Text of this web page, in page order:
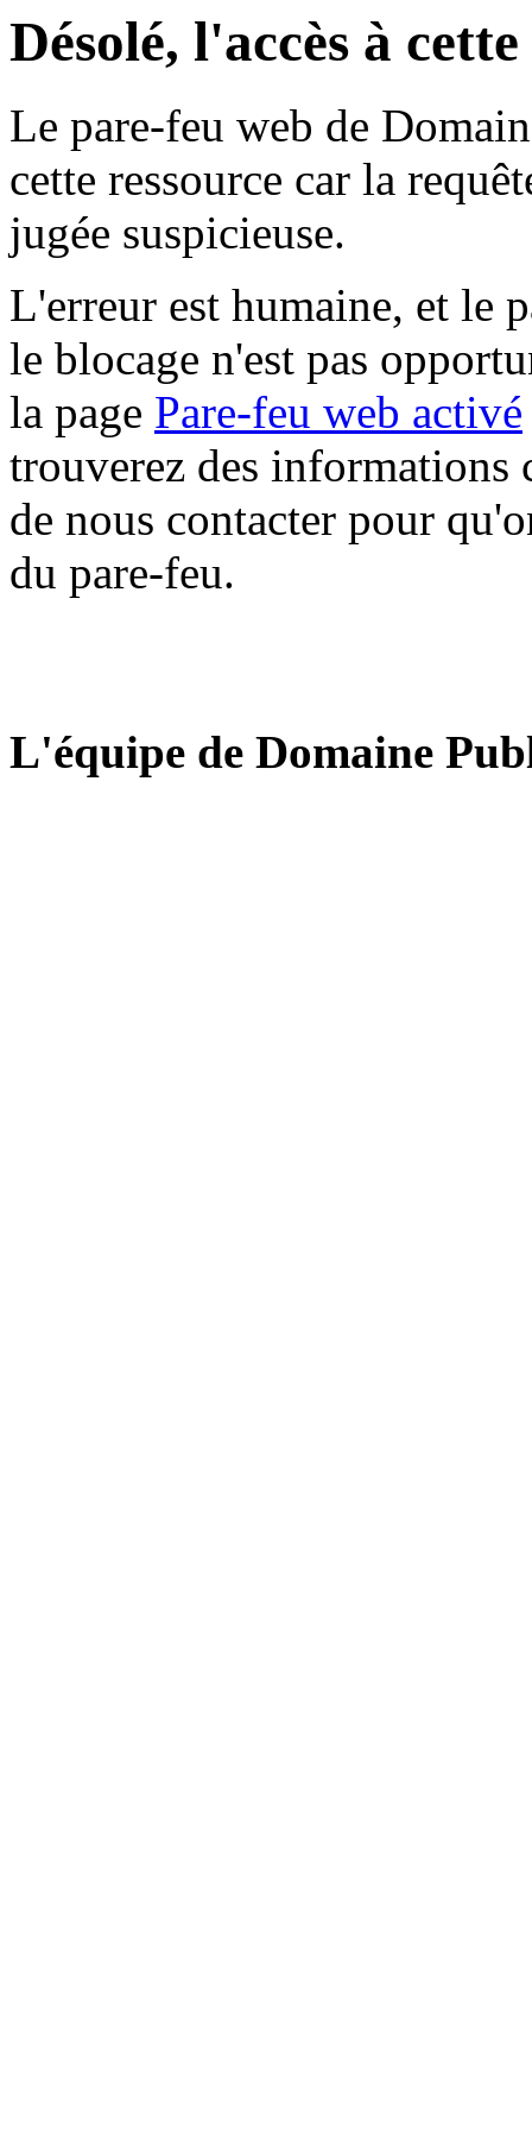
Désolé, l'accès à
Le pare-feu web de
cette ressource car la
jugée suspicieuse.
L'erreur est humaine, et le
le blocage n'est pas
la page Pare-feu web activé
trouverez des informations
de nous contacter pour
du pare-feu.
L'équipe de Domaine